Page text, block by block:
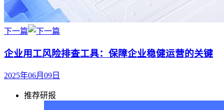
下一篇
企业用工风险排查工具：保障企业稳健运营的关键​
2025年06月09日
推荐研报